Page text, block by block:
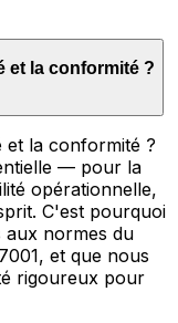
et la conformité ?
et la conformité ?
— pour la
opérationnelle,
C'est pourquoi
aux normes du
et que nous
rigoureux pour